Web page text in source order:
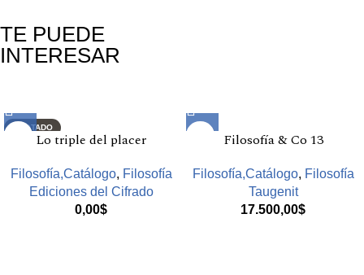
TE PUEDE
INTERESAR
AGOTADO
Lo triple del placer
Filosofía,Catálogo, Filosofía
Ediciones del Cifrado
0,00$
Filosofía & Co 13
Filosofía,Catálogo, Filosofía
Taugenit
17.500,00$